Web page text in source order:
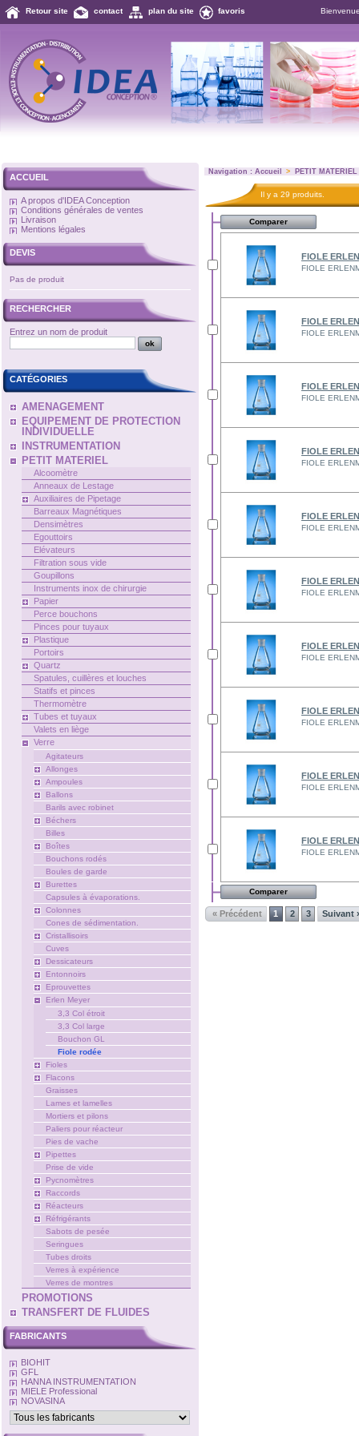
Retour site contact plan du site favoris
ACCUEIL
A propos d'IDEA Conception
Conditions générales de ventes
Livraison
Mentions légales
DEVIS
Pas de produit
RECHERCHER
Entrez un nom de produit
CATÉGORIES
AMENAGEMENT
EQUIPEMENT DE PROTECTION
INDIVIDUELLE
INSTRUMENTATION
PETIT MATERIEL
Alcoomètre
Anneaux de Lestage
Auxiliaires de Pipetage
Barreaux Magnétiques
Densimètres
Egouttoirs
Elévateurs
Filtration sous vide
Goupillons
Instruments inox de chirurgie
Papier
Perce bouchons
Pinces pour tuyaux
Plastique
Portoirs
Quartz
Spatules, cuillères et louches
Statifs et pinces
Thermomètre
Tubes et tuyaux
Valets en liège
Verre
Agitateurs
Allonges
Ampoules
Ballons
Barils avec robinet
Béchers
Billes
Boîtes
Bouchons rodés
Boules de garde
Burettes
Capsules à évaporations.
Colonnes
Cones de sédimentation.
Cristallisoirs
Cuves
Dessicateurs
Entonnoirs
Eprouvettes
Erlen Meyer
3,3 Col étroit
3,3 Col large
Bouchon GL
Fiole rodée
Fioles
Flacons
Graisses
Lames et lamelles
Mortiers et pilons
Paliers pour réacteur
Pies de vache
Pipettes
Prise de vide
Pycnomètres
Raccords
Réacteurs
Réfrigérants
Sabots de pesée
Seringues
Tubes droits
Verres à expérience
Verres de montres
PROMOTIONS
TRANSFERT DE FLUIDES
FABRICANTS
BIOHIT
GFL
HANNA INSTRUMENTATION
MIELE Professional
NOVASINA
Navigation : Accueil > PETIT MATERIEL
Il y a 29 produits.
FIOLE
FIOLE
FIOLE
FIOLE
FIOLE
FIOLE
FIOLE
FIOLE
FIOLE
FIOLE
FIOLE
FIOLE
FIOLE
FIOLE
FIOLE
FIOLE
FIOLE
FIOLE
FIOLE
FIOLE
« Précédent 1 2 3 Suivant